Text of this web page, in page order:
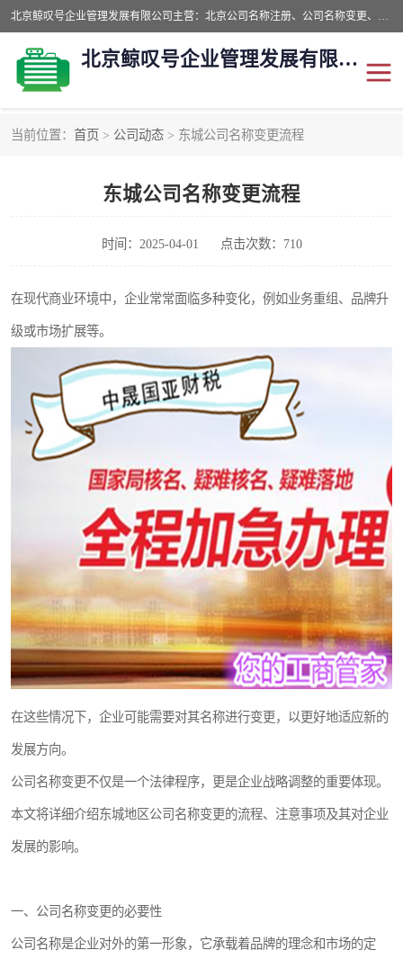
北京鲸叹号企业管理发展有限公司主营：北京公司名称注册、公司名称变更、公司名称去掉省市地域、国字头公司注册、中字头公司注册、总局核名注册等业务，全国统一热线电话：*。北京鲸叹号企业管理发展有限公司在职员工51人，我们有zui好的产品和技术团队，我们为客户提供较好的产品，良好的技术支持，健全的售后服务。
北京鲸叹号企业管理发展有限公司
当前位置： 首页 > 公司动态 > 东城公司名称变更流程
东城公司名称变更流程
时间：2025-04-01 点击次数：710
在现代商业环境中，企业常常面临多种变化，例如业务重组、品牌升
级或市场扩展等。
在这些情况下，企业可能需要对其名称进行变更，以更好地适应新的
发展方向。
公司名称变更不仅是一个法律程序，更是企业战略调整的重要体现。
本文将详细介绍东城地区公司名称变更的流程、注意事项及其对企业
发展的影响。
一、公司名称变更的必要性
公司名称是企业对外的第一形象，它承载着品牌的理念和市场的定
营业执照
公司转让